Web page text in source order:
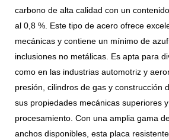
carbono de alta calidad con un
al 0,8 %. Este tipo de acero ofrece
mecánicas y contiene un mínimo de
inclusiones no metálicas. Es apta para
como en las industrias automotriz y
presión, cilindros de gas y construcción
sus propiedades mecánicas superiores
procesamiento. Con una amplia gama
anchos disponibles, esta placa